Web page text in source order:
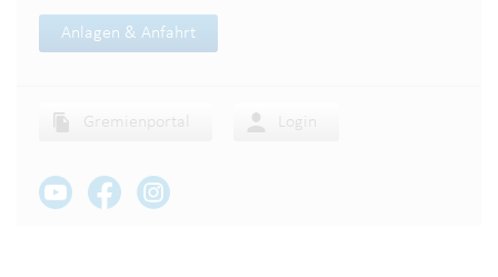
Anlagen & Anfahrt
Gremienportal Login